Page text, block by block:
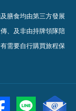
膳食均由第三方發展
、及非由持牌領隊陪
需要自行購買旅程保